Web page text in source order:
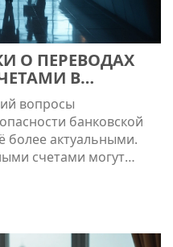
О ПЕРЕВОДАХ
В
вопросы
банковской
более актуальными.
счетами могут
ли об этом банки и
В статье мы
дела с